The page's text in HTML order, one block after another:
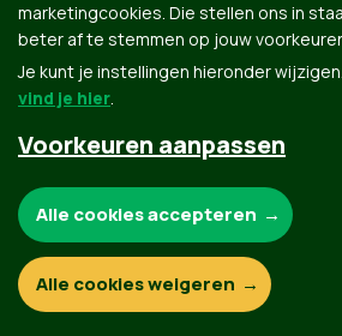
Contact
marketingcookies. Die stellen ons in
beter af te stemmen op jouw
Je kunt je instellingen hieronder wijzigen.
vind je hier.
Voorkeuren aanpassen
Functionele en analytische cookies:
Alle cookies accepteren
Alle cookies weigeren